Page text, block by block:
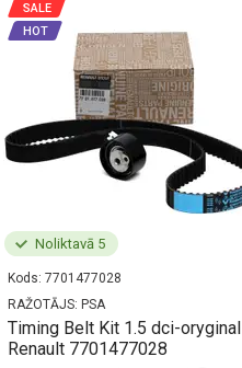
Noliktavā 5
Kods: 7701477028
RAŽOTĀJS: PSA
SALE
HOT
Timing Belt Kit 1.5 dci-oryginal
Renault 7701477028